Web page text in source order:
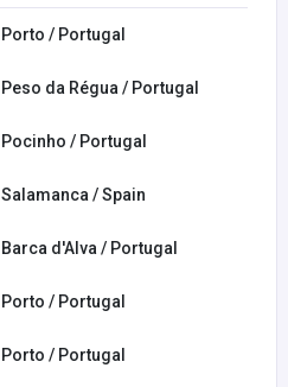
Porto / Portugal
Peso da Régua / Portugal
Pocinho / Portugal
Salamanca / Spain
Barca d'Alva / Portugal
Porto / Portugal
Porto / Portugal